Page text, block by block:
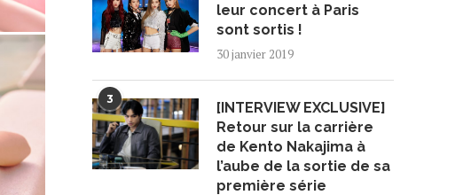
leur concert à Paris
sont sortis !
30 janvier 2019
3
[INTERVIEW EXCLUSIVE]
Retour sur la carrière
de Kento Nakajima à
l’aube de la sortie de sa
première série